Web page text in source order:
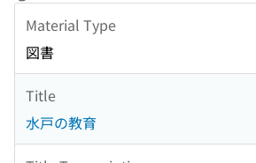
Material Type
図書
Title
水戸の教育